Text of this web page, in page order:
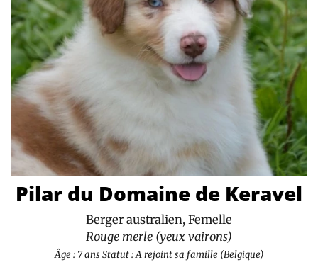
Pilar du Domaine de Keravel
Berger australien, Femelle
Rouge merle (yeux vairons)
Âge : 7 ans Statut : A rejoint sa famille (Belgique)